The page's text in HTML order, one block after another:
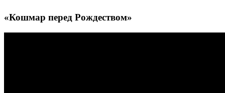
«Кошмар перед Рождеством»